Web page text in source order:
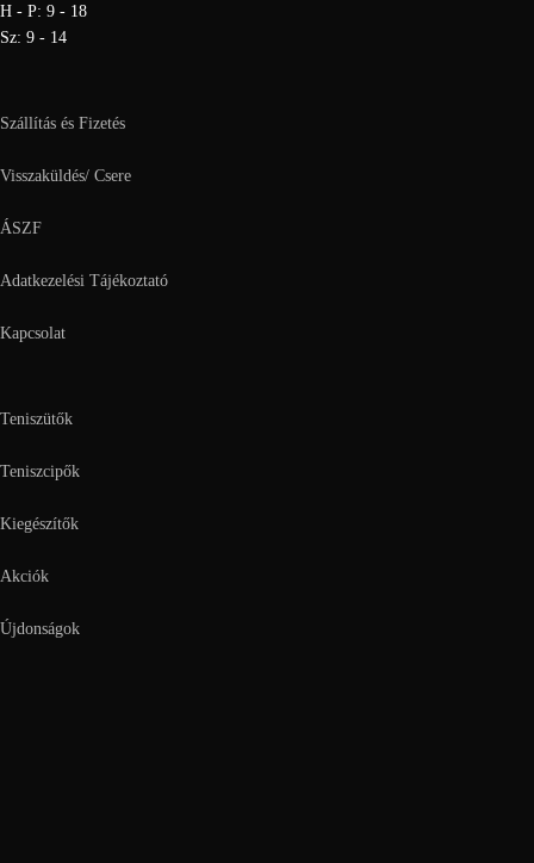
H - P: 9 - 18
Sz: 9 - 14
Szállítás és Fizetés
Visszaküldés/ Csere
ÁSZF
Adatkezelési Tájékoztató
Kapcsolat
Teniszütők
Teniszcipők
Kiegészítők
Akciók
Újdonságok